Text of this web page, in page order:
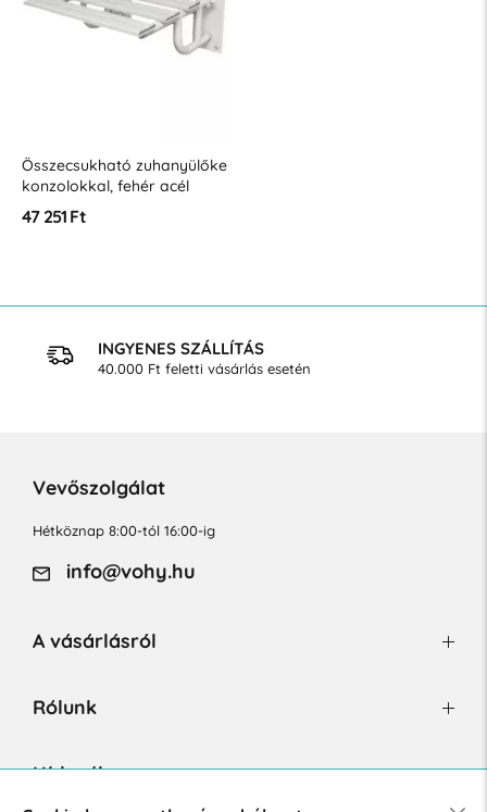
Összecsukható zuhanyülőke
konzolokkal, fehér acél
47 251 Ft
INGYENES SZÁLLÍTÁS
40.000 Ft feletti vásárlás esetén
Vevőszolgálat
Hétköznap 8:00-tól 16:00-ig
info@vohy.hu
A vásárlásról
Rólunk
Hírlevél